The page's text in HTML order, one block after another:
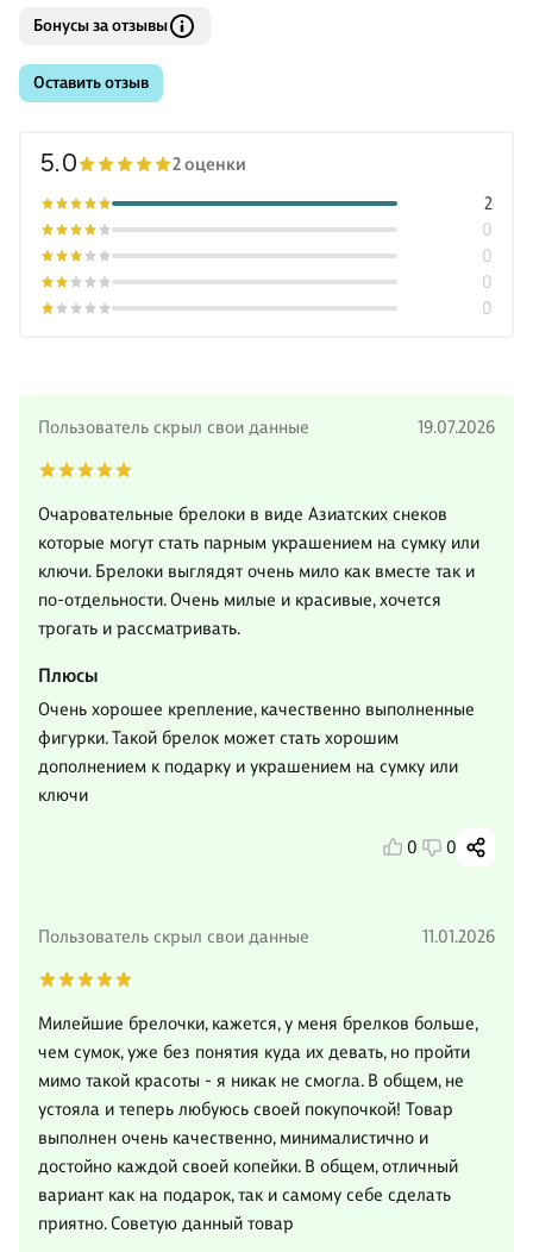
Бонусы за отзывы
Оставить отзыв
5.0 2 оценки
0
0
0
0
2
Пользователь скрыл свои данные 19.07.2026
Очаровательные брелоки в виде Азиатских снеков
которые могут стать парным украшением на сумку или
ключи. Брелоки выглядят очень мило как вместе так и
по-отдельности. Очень милые и красивые, хочется
трогать и рассматривать.
Плюсы
Очень хорошее крепление, качественно выполненные
фигурки. Такой брелок может стать хорошим
дополнением к подарку и украшением на сумку или
ключи
0 0
Пользователь скрыл свои данные 11.01.2026
Милейшие брелочки, кажется, у меня брелков больше,
чем сумок, уже без понятия куда их девать, но пройти
мимо такой красоты - я никак не смогла. В общем, не
устояла и теперь любуюсь своей покупочкой! Товар
выполнен очень качественно, минималистично и
достойно каждой своей копейки. В общем, отличный
вариант как на подарок, так и самому себе сделать
приятно. Советую данный товар